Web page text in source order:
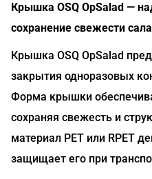
Крышка OSQ OpSalad —
сохранение свежести
Крышка OSQ OpSalad
закрытия одноразовых
Форма крышки
сохраняя свежесть и
материал PET или RPET
защищает его при